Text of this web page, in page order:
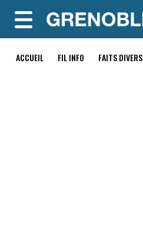
MENU
ACCUEIL FIL INFO FAITS DIVERS